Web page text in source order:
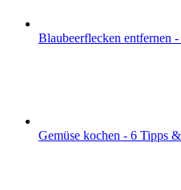
Blaubeerflecken entfernen
Gemüse kochen - 6 Tipps